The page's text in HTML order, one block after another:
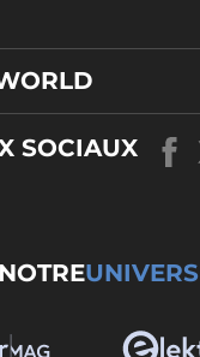
SOCIAUX
NOTREUNIVERS